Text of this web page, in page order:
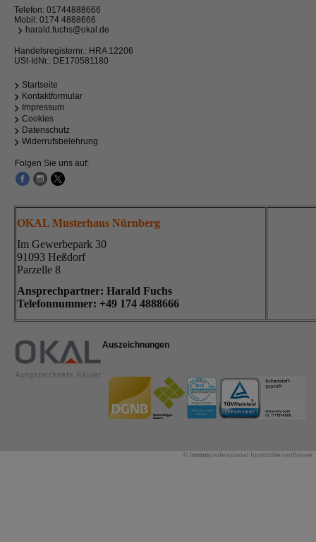
Telefon: 01744888666
Mobil: 0174 4888666
harald.fuchs@okal.de
Handelsregisternr.: HRA 12206
USt-IdNr.: DE170581180
Startseite
Kontaktformular
Impressum
Cookies
Datenschutz
Widerrufsbelehrung
Folgen Sie uns auf:
OKAL Musterhaus Nürnberg
Im Gewerbepark 30
91093 Heßdorf
Parzelle 8
Ansprechpartner: Harald Fuchs
Telefonnummer: +49 174 4888666
Auszeichnungen
© immoprofessional Immobiliensoftware